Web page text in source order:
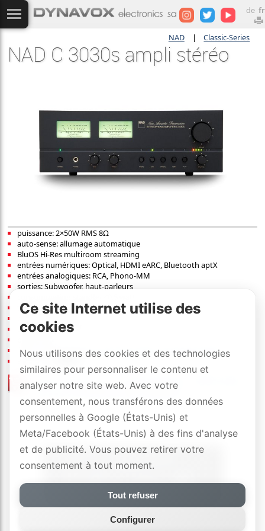
de fr
NAD | Classic-Series
NAD C 3030s ampli stéréo
puissance: 2×50W RMS 8Ω
auto-sense: allumage automatique
BluOS Hi-Res multiroom streaming
entrées numériques: Optical, HDMI eARC, Bluetooth aptX
entrées analogiques: RCA, Phono-MM
sorties: Subwoofer, haut-parleurs
télécommande incl.
1290
dimensions (l×h×p): 35.6×12.9×32.9 cm
liens:détails,données techniques (PDF),instructions (PDF)
liste de prix/revendeurs officiels
avec 3 ans de DYNAVOX-SWISS-GARANTIE
Ce site Internet utilise des
cookies
Nous utilisons des cookies et des technologies
similaires pour personnaliser le contenu et
analyser notre site web. Avec votre
consentement, nous transférons des données
personnelles à Google (États-Unis) et
Meta/Facebook (États-Unis) à des fins d'analyse
et de publicité. Vous pouvez retirer votre
consentement à tout moment.
Tout refuser
Configurer